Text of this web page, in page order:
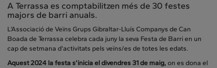
A Terrassa es comptabilitzen més de 30 festes
majors de barri anuals.
L’Associació de Veïns Grups Gibraltar-Lluís Companys de Can
Boada de Terrassa celebra cada juny la seva Festa de Barri en un
cap de setmana d’activitats pels veïns/es de totes les edats.
Aquest 2024 la festa s’inicia el divendres 31 de maig, on es dona el